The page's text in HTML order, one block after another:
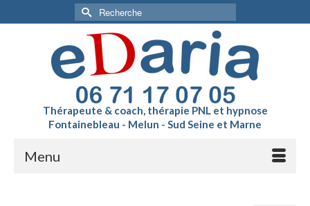
Rechercher :
Thérapeute & coach, thérapie PNL et hypnose
Fontainebleau - Melun - Sud Seine et Marne
Menu